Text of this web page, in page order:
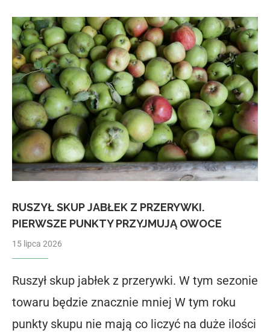
RUSZYŁ SKUP JABŁEK Z PRZERYWKI.
PIERWSZE PUNKTY PRZYJMUJĄ OWOCE
15 lipca 2026
Ruszył skup jabłek z przerywki. W tym sezonie
towaru będzie znacznie mniej W tym roku
punkty skupu nie mają co liczyć na duże ilości